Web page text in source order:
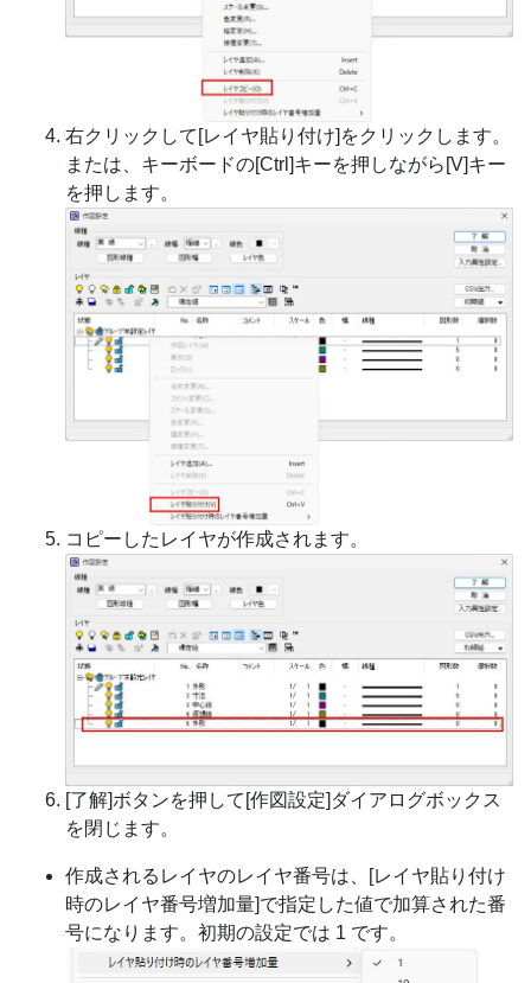
右クリックして[レイヤ貼り付け]をクリックします。
または、キーボードの[Ctrl]キーを押しながら[V]キー
を押します。
コピーしたレイヤが作成されます。
[了解]ボタンを押して[作図設定]ダイアログボックス
を閉じます。
作成されるレイヤのレイヤ番号は、[レイヤ貼り付け
時のレイヤ番号増加量]で指定した値で加算された番
号になります。初期の設定では 1 です。